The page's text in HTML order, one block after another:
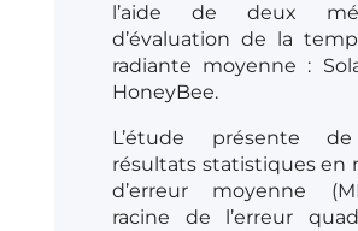
l’aide de deux
d’évaluation de la
radiante moyenne :
HoneyBee.
L’étude présente
résultats statistiques en
d’erreur moyenne
racine de l’erreur